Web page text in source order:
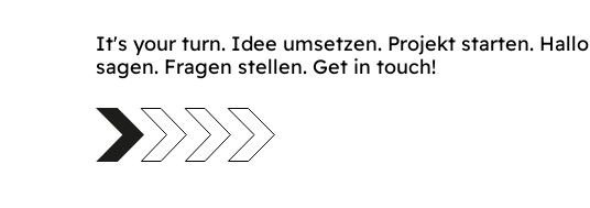
It's your turn. Idee umsetzen. Projekt starten. Hallo
sagen. Fragen stellen. Get in touch!